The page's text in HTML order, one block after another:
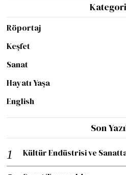
Röportaj
Keşfet
Sanat
Hayatı Yaşa
English
Son
Kültür Endüstrisi ve